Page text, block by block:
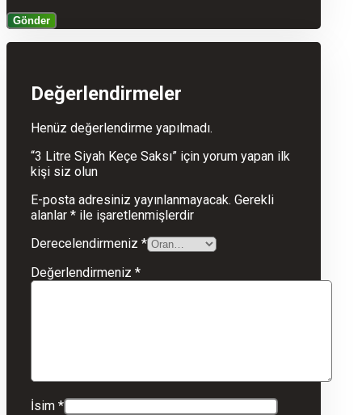
Değerlendirmeler
Henüz değerlendirme yapılmadı.
“3 Litre Siyah Keçe Saksı” için yorum yapan ilk
kişi siz olun
E-posta adresiniz yayınlanmayacak. Gerekli
alanlar * ile işaretlenmişlerdir
Derecelendirmeniz *
Değerlendirmeniz *
İsim *